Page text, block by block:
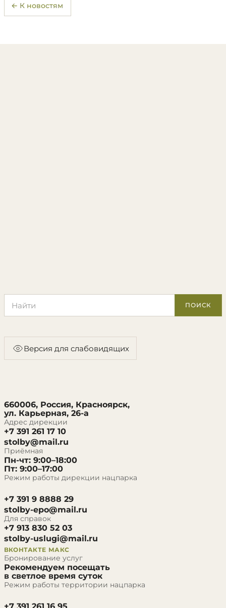
← К новостям
ПОИСК
Версия для слабовидящих
660006, Россия, Красноярск,
ул. Карьерная, 26-а
Адрес дирекции
+7 391 261 17 10
stolby@mail.ru
Приёмная
Пн-чт: 9:00–18:00
Пт: 9:00–17:00
Режим работы дирекции нацпарка
+7 391 9 8888 29
stolby-epo@mail.ru
Для справок
+7 913 830 52 03
stolby-uslugi@mail.ru
ВКОНТАКТЕ МАКС
Бронирование услуг
Рекомендуем посещать
в светлое время суток
Режим работы территории нацпарка